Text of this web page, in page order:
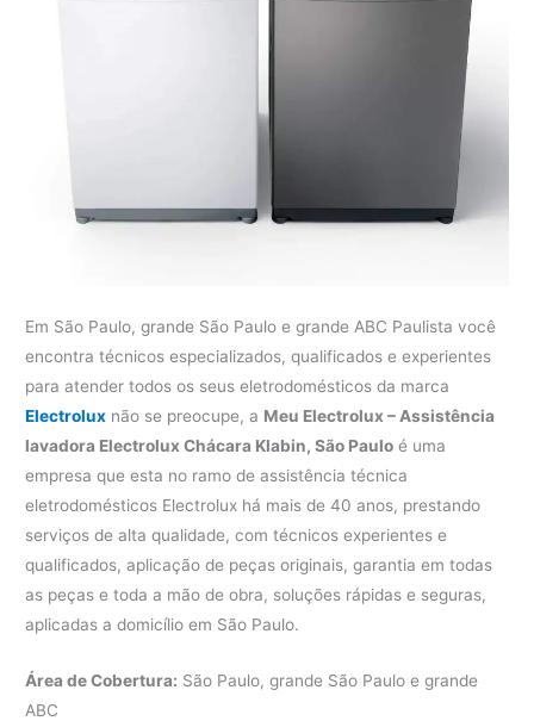
Em São Paulo, grande São Paulo e grande ABC Paulista você
encontra técnicos especializados, qualificados e experientes
para atender todos os seus eletrodomésticos da marca
Electrolux não se preocupe, a Meu Electrolux – Assistência
lavadora Electrolux Chácara Klabin, São Paulo é uma
empresa que esta no ramo de assistência técnica
eletrodomésticos Electrolux há mais de 40 anos, prestando
serviços de alta qualidade, com técnicos experientes e
qualificados, aplicação de peças originais, garantia em todas
as peças e toda a mão de obra, soluções rápidas e seguras,
aplicadas a domicílio em São Paulo.
Área de Cobertura: São Paulo, grande São Paulo e grande
ABC